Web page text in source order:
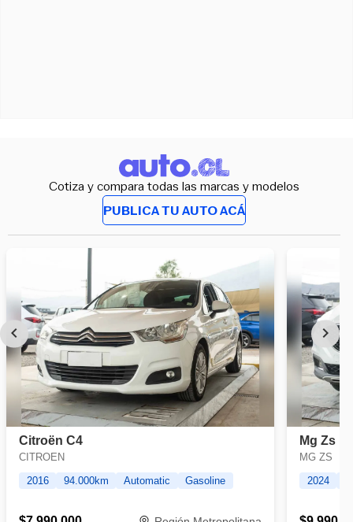
Cotiza y compara todas las marcas y modelos
PUBLICA TU AUTO ACÁ